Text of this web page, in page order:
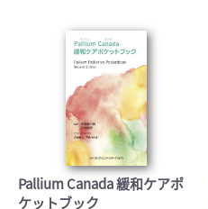
Pallium Canada 緩和ケアポ
ケットブック